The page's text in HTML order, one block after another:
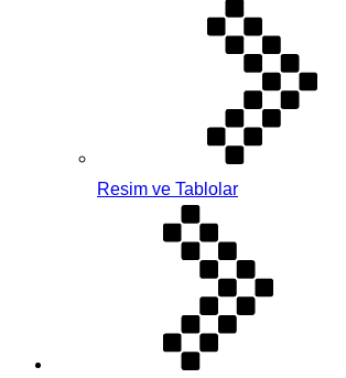
Resim ve Tablolar